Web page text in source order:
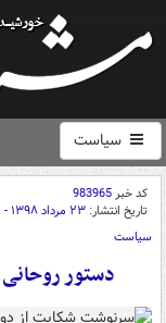
سیاست
کد خبر983965
تاریخ انتشار: ۲۳ مرداد ۱۳۹۸ - ۱۲:۳۴
سیاست
دستور